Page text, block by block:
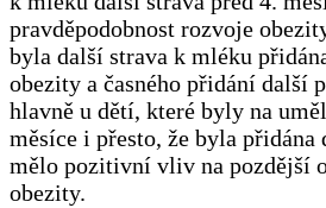
pravděpodobnost rozvoje
byla další strava k mléku
obezity a časného přidání další
hlavně u dětí, které byly na
měsíce i přesto, že byla
mělo pozitivní vliv na pozdější
obezity.